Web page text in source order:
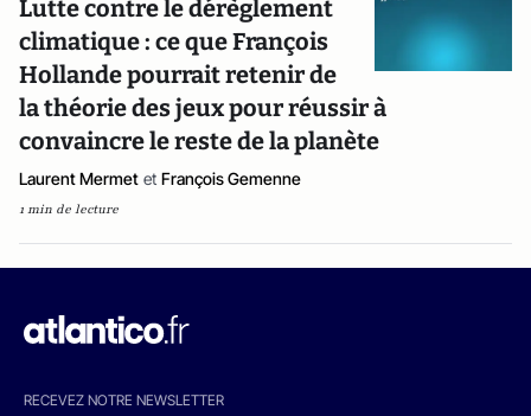
Lutte contre le dérèglement
climatique : ce que François
Hollande pourrait retenir de
la théorie des jeux pour réussir à
convaincre le reste de la planète
Laurent Mermet et François Gemenne
1 min de lecture
RECEVEZ NOTRE NEWSLETTER